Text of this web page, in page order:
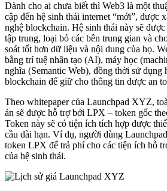
Dành cho ai chưa biết thì Web3 là một
cập đến hệ sinh thái internet “mới”, được
nghệ blockchain. Hệ sinh thái này sẽ
tập trung, loại bỏ các bên trung gian và
soát tốt hơn dữ liệu và nội dung của họ.
bằng trí tuệ nhân tạo (AI), máy học
nghĩa (Semantic Web), đồng thời sử dụng
blockchain để giữ cho thông tin được an
Theo whitepaper của Launchpad XYZ,
án sẽ được hỗ trợ bởi LPX – token gốc
Token này sẽ có tiện ích tích hợp được
cầu dài hạn. Ví dụ, người dùng
token LPX để trả phí cho các tiện ích hỗ
của hệ sinh thái.